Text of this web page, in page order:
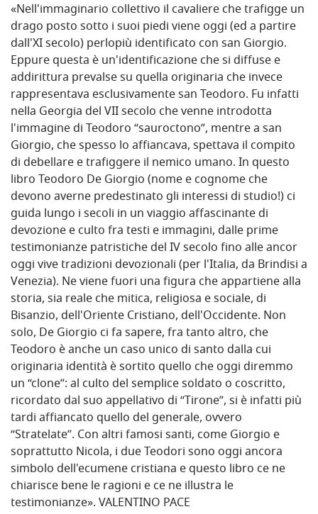
«Nell'immaginario collettivo il cavaliere che trafigge un
drago posto sotto i suoi piedi viene oggi (ed a partire
dall'XI secolo) perlopiù identificato con san Giorgio.
Eppure questa è un'identificazione che si diffuse e
addirittura prevalse su quella originaria che invece
rappresentava esclusivamente san Teodoro. Fu infatti
nella Georgia del VII secolo che venne introdotta
l'immagine di Teodoro “sauroctono”, mentre a san
Giorgio, che spesso lo affiancava, spettava il compito
di debellare e trafiggere il nemico umano. In questo
libro Teodoro De Giorgio (nome e cognome che
devono averne predestinato gli interessi di studio!) ci
guida lungo i secoli in un viaggio affascinante di
devozione e culto fra testi e immagini, dalle prime
testimonianze patristiche del IV secolo fino alle ancor
oggi vive tradizioni devozionali (per l'Italia, da Brindisi a
Venezia). Ne viene fuori una figura che appartiene alla
storia, sia reale che mitica, religiosa e sociale, di
Bisanzio, dell'Oriente Cristiano, dell'Occidente. Non
solo, De Giorgio ci fa sapere, fra tanto altro, che
Teodoro è anche un caso unico di santo dalla cui
originaria identità è sortito quello che oggi diremmo
un “clone”: al culto del semplice soldato o coscritto,
ricordato dal suo appellativo di “Tirone”, si è infatti più
tardi affiancato quello del generale, ovvero
“Stratelate”. Con altri famosi santi, come Giorgio e
soprattutto Nicola, i due Teodori sono oggi ancora
simbolo dell'ecumene cristiana e questo libro ce ne
chiarisce bene le ragioni e ce ne illustra le
testimonianze». VALENTINO PACE